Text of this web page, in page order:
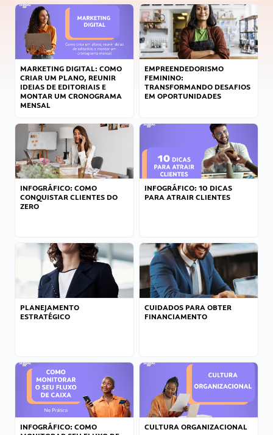
MARKETING DIGITAL: COMO
CRIAR UM PLANO, REUNIR
IDEIAS DE EDITORIAIS E
MONTAR UM CRONOGRAMA
MENSAL
EMPREENDEDORISMO
FEMININO:
TRANSFORMANDO DESAFIOS
EM OPORTUNIDADES
INFOGRÁFICO: COMO
CONQUISTAR CLIENTES DO
ZERO
INFOGRÁFICO: 10 DICAS
PARA ATRAIR CLIENTES
PLANEJAMENTO
ESTRATÉGICO
CUIDADOS PARA OBTER
FINANCIAMENTO
INFOGRÁFICO: COMO
CULTURA ORGANIZACIONAL